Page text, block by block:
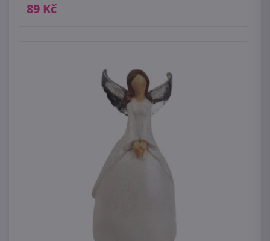
89 Kč